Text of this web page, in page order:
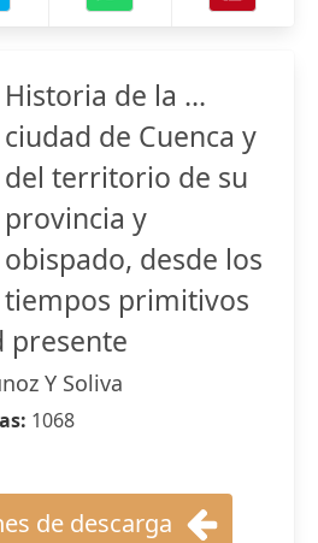
Historia de la ...
ciudad de Cuenca y
del territorio de su
provincia y
obispado, desde los
tiempos primitivos
presente
Y Soliva
1068
de descarga